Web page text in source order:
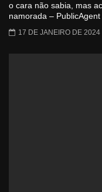
o cara não sabia, mas
namorada – PublicAgent
17 DE JANEIRO DE 2024